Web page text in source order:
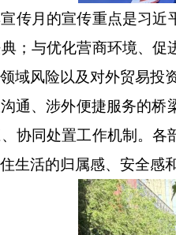
传月的宣传重点是习
；与优化营商环境、
域风险以及对外贸易投
通、涉外便捷服务的
协同处置工作机制。
生活的归属感、安全感